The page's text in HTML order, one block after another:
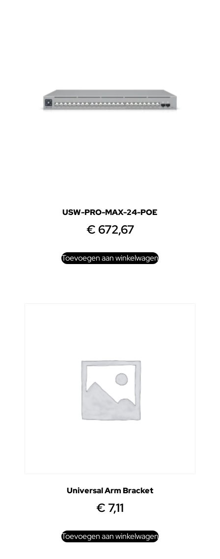
USW-PRO-MAX-24-POE
€672,67
Toevoegen aan winkelwagen
Universal Arm Bracket
€ 7,11
Toevoegen aan winkelwagen